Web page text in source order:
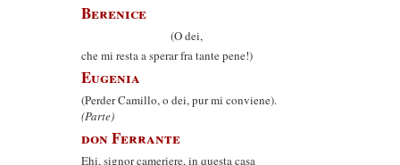
Berenice
(O dei,
che mi resta a sperar fra tante pene!)
Eugenia
(Perder Camillo, o dei, pur mi conviene).
(Parte)
don Ferrante
Ehi, signor cameriere, in questa casa